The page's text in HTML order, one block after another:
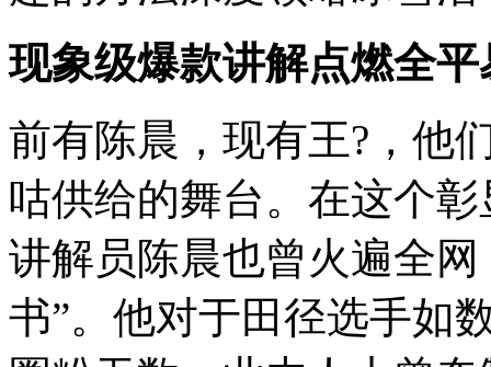
现象级爆款讲解点燃全
前有陈晨，现有王?，他
咕供给的舞台。在这个
讲解员陈晨也曾火遍全
书”。他对于田径选手如